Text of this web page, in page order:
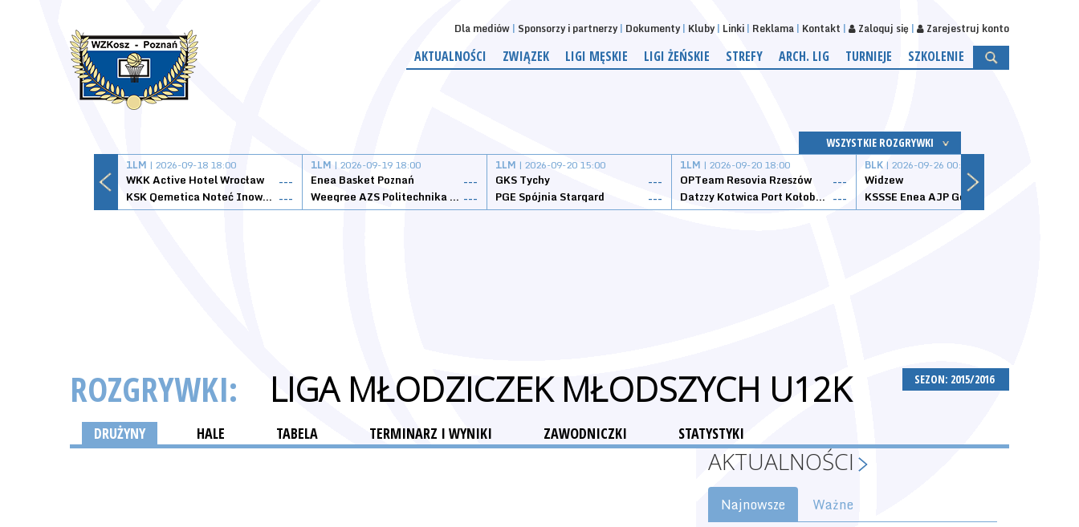
Dla mediów Sponsorzy i partnerzy Dokumenty Kluby Linki Reklama Kontakt Zaloguj się Zarejestruj konto
AKTUALNOŚCI ZWIĄZEK LIGI MĘSKIE LIGI ŻEŃSKIE STREFY ARCH. LIG TURNIEJE SZKOLENIE
WSZYSTKIE ROZGRYWKI
1LM | 2026-09-18 18:00
WKK Active Hotel Wrocław
---
KSK Qemetica Noteć Inowrocław ---
1LM | 2026-09-19 18:00
Enea Basket Poznań
---
Weegree AZS Politechnika Opolska ---
1LM | 2026-09-20 15:00
GKS Tychy
---
PGE Spójnia Stargard
---
1LM | 2026-09-20 18:00
OPTeam Resovia Rzeszów
---
Datzzy Kotwica Port Kołobrzeg ---
BLK | 2026-09-26 00:00
Widzew
SEZON: 2015/2016
ROZGRYWKI: LIGA MŁODZICZEK MŁODSZYCH U12K
DRUŻYNY HALE TABELA TERMINARZ I WYNIKI ZAWODNICZKI STATYSTYKI
AKTUALNOŚCI
Najnowsze Ważne